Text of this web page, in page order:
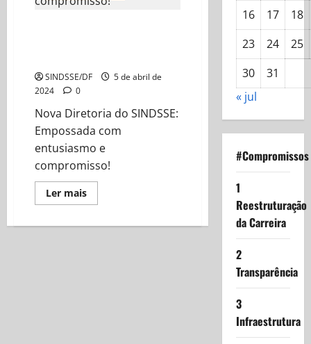
SINDSSE/DF
5 de abril de
2024
0
Nova Diretoria do SINDSSE:
Empossada com
entusiasmo e
compromisso!
Ler maisRead
more
16
17
18
23
24
25
30
31
« jul
#Compromissos
1
Reestruturação
da Carreira
2
Transparência
3
Infraestrutura